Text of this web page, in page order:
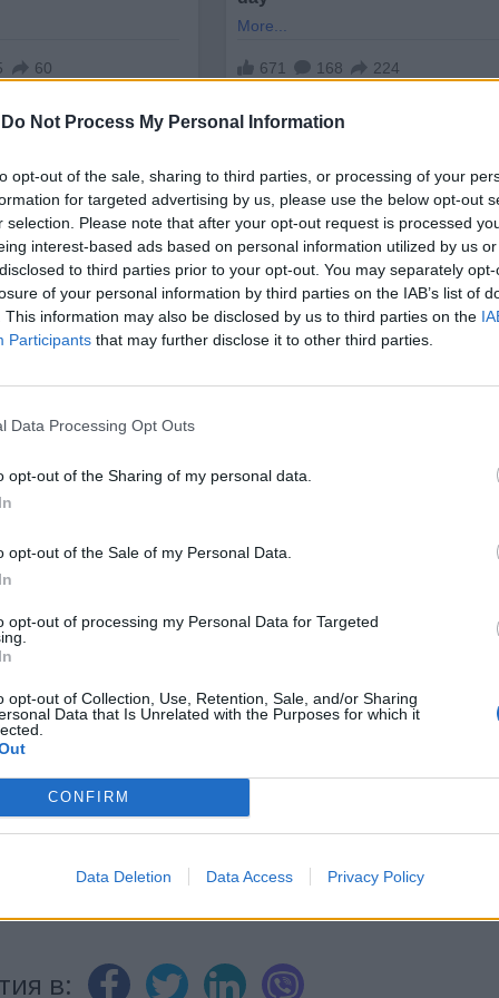
Do Not Process My Personal Information
opt-out of the sale, sharing to third parties, or processing of your
for targeted advertising by us, please use the below opt-out
selection. Please note that after your opt-out request is processed
interest-based ads based on personal information utilized by us
to third parties prior to your opt-out. You may separately
of your personal information by third parties on the IAB’s list of
This information may also be disclosed by us to third parties on the
Participants that may further disclose it to other third parties.
Data Processing Opt Outs
opt-out of the Sharing of my personal data.
opt-out of the Sale of my Personal Data.
opt-out of processing my Personal Data for Targeted
opt-out of Collection, Use, Retention, Sale, and/or Sharing
Data that Is Unrelated with the Purposes for which it
CONFIRM
Data Deletion Data Access Privacy Policy
но същевременно казват, че
високата инфлация.
промишлена камара отбеляза:
закона, а закръглиха цените и това беше грешка".
"черни списъци"на безскрупулни продавачи,
проверяват търговците в цяла
две глоби.
НОВИНИ »
facebook
в: